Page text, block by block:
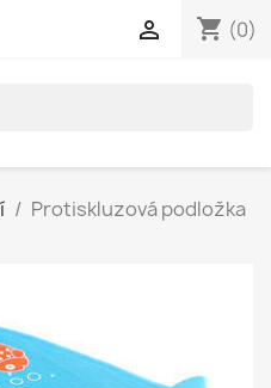
shopping_cart (0)

Protiskluzová podložka